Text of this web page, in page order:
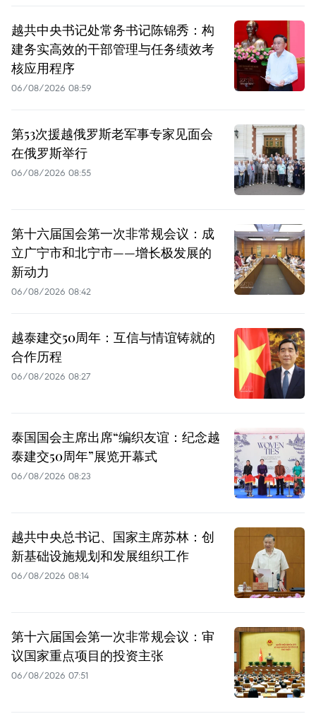
越共中央书记处常务书记陈锦秀：构
建务实高效的干部管理与任务绩效考
核应用程序
06/08/2026 08:59
第53次援越俄罗斯老军事专家见面会
在俄罗斯举行
06/08/2026 08:55
第十六届国会第一次非常规会议：成
立广宁市和北宁市——增长极发展的
新动力
06/08/2026 08:42
越泰建交50周年：互信与情谊铸就的
合作历程
06/08/2026 08:27
泰国国会主席出席“编织友谊：纪念越
泰建交50周年”展览开幕式
06/08/2026 08:23
越共中央总书记、国家主席苏林：创
新基础设施规划和发展组织工作
06/08/2026 08:14
第十六届国会第一次非常规会议：审
议国家重点项目的投资主张
06/08/2026 07:51